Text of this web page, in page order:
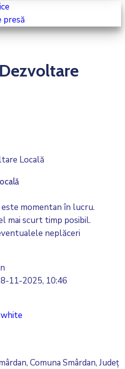
presă
Locală
momentan în lucru.
mai scurt timp posibil.
neplăceri
11-2025, 10:46
Comuna Smârdan, Județ